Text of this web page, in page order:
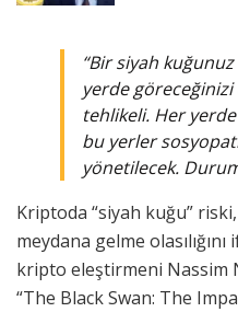
“Bir siyah
yerde
tehlikeli. Her
bu yerler
yönetilecek.
Kriptoda “siyah kuğu”
meydana gelme
kripto eleştirmeni Nassim
“The Black Swan: The